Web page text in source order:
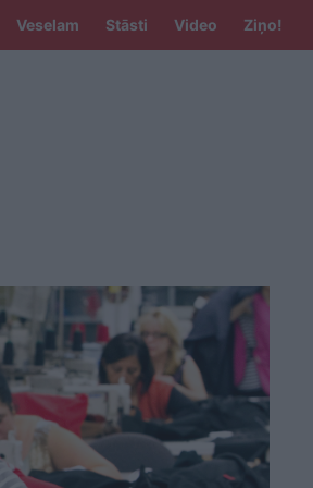
Veselam Stāsti Video Ziņo!